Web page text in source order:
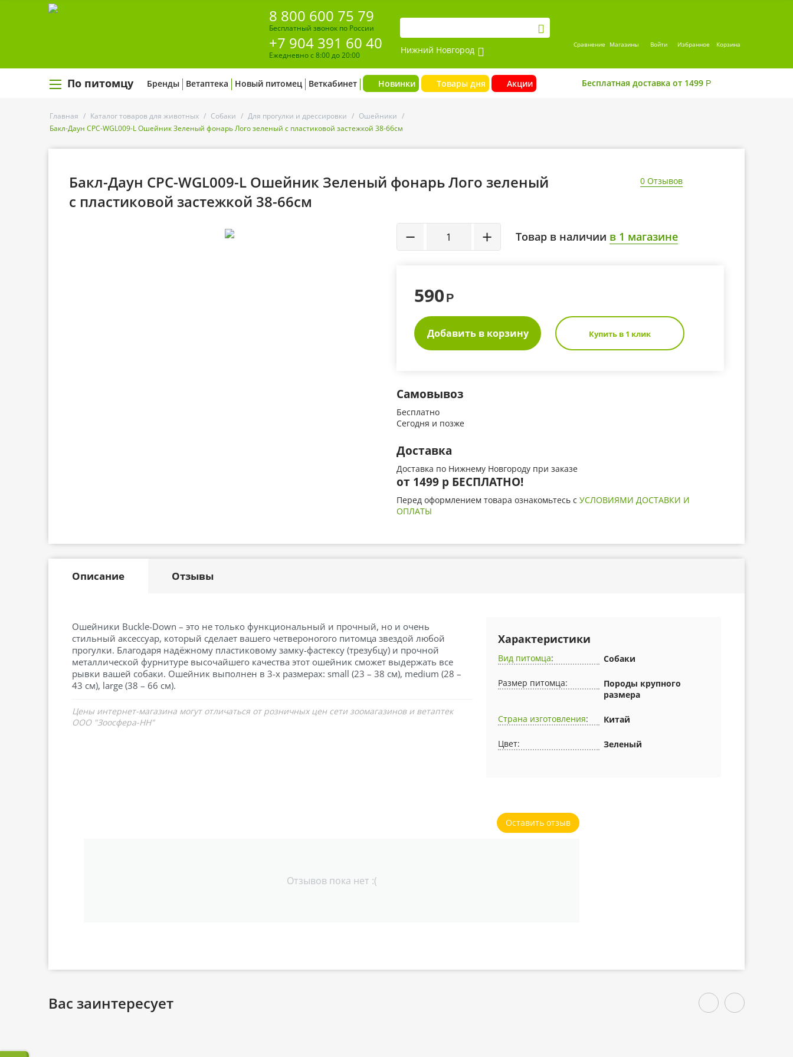
8 800 600 75 79
Бесплатный звонок по России
+7 904 391 60 40
Ежедневно с 8:00 до 20:00 Нижний Новгород Сравнение Магазины Войти Избранное Корзина
По питомцу Бренды Ветаптека Новый питомец Веткабинет Новинки Товары дня Акции Бесплатная доставка от 1499 Р
Главная / Каталог товаров для животных / Собаки / Для прогулки и дрессировки / Ошейники /
Бакл-Даун CPC-WGL009-L Ошейник Зеленый фонарь Лого зеленый с пластиковой застежкой 38-66см
Бакл-Даун CPC-WGL009-L Ошейник Зеленый фонарь Лого зеленый
с пластиковой застежкой 38-66см
0 Отзывов
+
− Товар в наличии в 1 магазине
590 Р
Добавить в корзину Купить в 1 клик
Самовывоз
Бесплатно
Сегодня и позже
Доставка
Доставка по Нижнему Новгороду при заказе
от 1499 р БЕСПЛАТНО!
Перед оформлением товара ознакомьтесь с УСЛОВИЯМИ ДОСТАВКИ И
ОПЛАТЫ
Описание Отзывы
Ошейники Buckle-Down – это не только функциональный и прочный, но и очень
стильный аксессуар, который сделает вашего четвероногого питомца звездой любой
прогулки. Благодаря надёжному пластиковому замку-фастексу (трезубцу) и прочной
металлической фурнитуре высочайшего качества этот ошейник сможет выдержать все
рывки вашей собаки. Ошейник выполнен в 3-х размерах: small (23 – 38 см), medium (28 –
43 см), large (38 – 66 см).
Цены интернет-магазина могут отличаться от розничных цен сети зоомагазинов и ветаптек
ООО "Зоосфера-НН"
Характеристики
Вид питомца: Собаки
Размер питомца:
Породы крупного
размера
Страна изготовления: Китай
Цвет: Зеленый
Оставить отзыв
Отзывов пока нет :(
Вас заинтересует